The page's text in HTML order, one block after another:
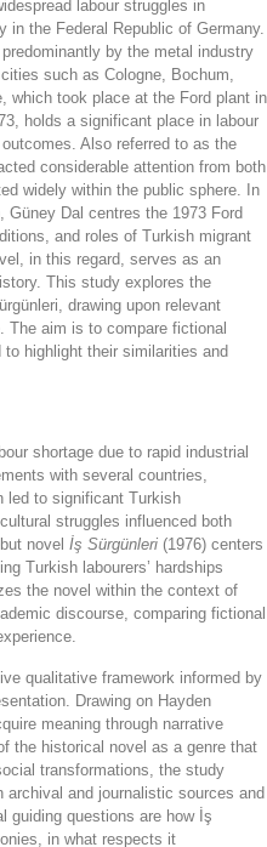
labour struggles in
in the Federal Republic of Germany.
by the metal industry
such as Cologne, Bochum,
which took place at the Ford plant in
holds a significant place in labour
Also referred to as the
considerable attention from both
widely within the public sphere. In
Güney Dal centres the 1973 Ford
and roles of Turkish migrant
in this regard, serves as an
This study explores the
drawing upon relevant
The aim is to compare fictional
highlight their similarities and
shortage due to rapid industrial
with several countries,
led to significant Turkish
struggles influenced both
novel İş Sürgünleri (1976) centers
Turkish labourers’ hardships
the novel within the context of
discourse, comparing fictional
qualitative framework informed by
Drawing on Hayden
meaning through narrative
the historical novel as a genre that
transformations, the study
archival and journalistic sources and
guiding questions are how İş
in what respects it